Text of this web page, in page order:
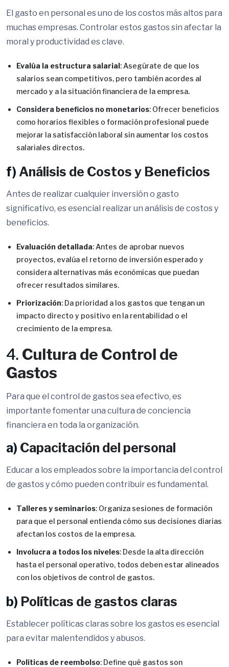
El gasto en personal es uno de los costos más altos para
muchas empresas. Controlar estos gastos sin afectar la
moral y productividad es clave.
Evalúa la estructura salarial: Asegúrate de que los
salarios sean competitivos, pero también acordes al
mercado y a la situación financiera de la empresa.
Considera beneficios no monetarios: Ofrecer beneficios
como horarios flexibles o formación profesional puede
mejorar la satisfacción laboral sin aumentar los costos
salariales directos.
f) Análisis de Costos y Beneficios
Antes de realizar cualquier inversión o gasto
significativo, es esencial realizar un análisis de costos y
beneficios.
Evaluación detallada: Antes de aprobar nuevos
proyectos, evalúa el retorno de inversión esperado y
considera alternativas más económicas que puedan
ofrecer resultados similares.
Priorización: Da prioridad a los gastos que tengan un
impacto directo y positivo en la rentabilidad o el
crecimiento de la empresa.
4. Cultura de Control de
Gastos
Para que el control de gastos sea efectivo, es
importante fomentar una cultura de conciencia
financiera en toda la organización.
a) Capacitación del personal
Educar a los empleados sobre la importancia del control
de gastos y cómo pueden contribuir es fundamental.
Talleres y seminarios: Organiza sesiones de formación
para que el personal entienda cómo sus decisiones diarias
afectan los costos de la empresa.
Involucra a todos los niveles: Desde la alta dirección
hasta el personal operativo, todos deben estar alineados
con los objetivos de control de gastos.
b) Políticas de gastos claras
Establecer políticas claras sobre los gastos es esencial
para evitar malentendidos y abusos.
Políticas de reembolso: Define qué gastos son